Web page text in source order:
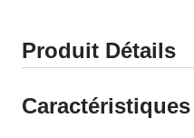
Produit Détails
Caractéristiques